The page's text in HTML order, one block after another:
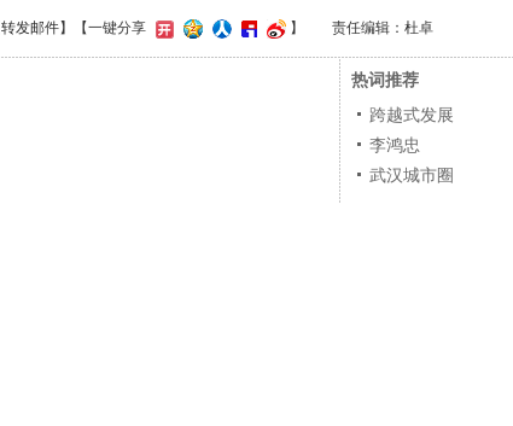
转发邮件】 【一键分享 】 责任编辑：杜卓
热词推荐
跨越式发展
李鸿忠
武汉城市圈